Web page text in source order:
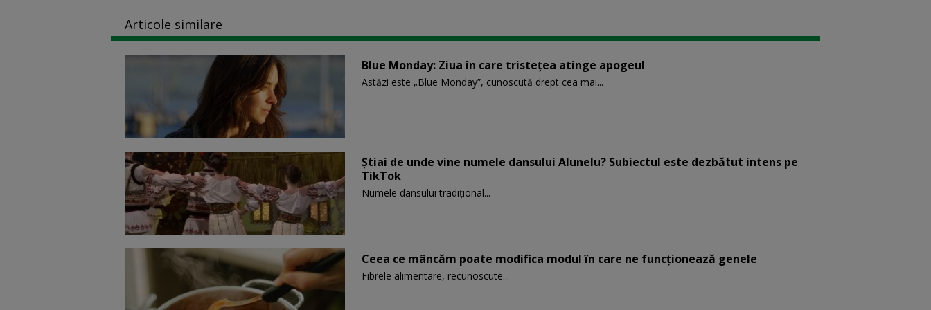
Articole similare
Blue Monday: Ziua în care tristețea atinge apogeul
Astăzi este „Blue Monday”, cunoscută drept cea mai...
Știai de unde vine numele dansului Alunelu? Subiectul este dezbătut intens pe
TikTok
Numele dansului tradițional...
Ceea ce mâncăm poate modifica modul în care ne funcţionează genele
Fibrele alimentare, recunoscute...